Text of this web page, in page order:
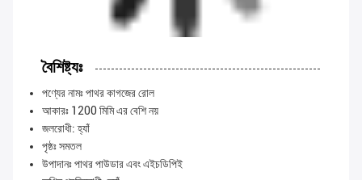
বৈশিষ্ট্যঃ
পণ্যের নামঃ পাথর কাগজের রোল
আকারঃ 1200 মিমি এর বেশি নয়
জলরোধী: হ্যাঁ
পৃষ্ঠঃ সমতল
উপাদানঃ পাথর পাউডার এবং এইচডিপিই